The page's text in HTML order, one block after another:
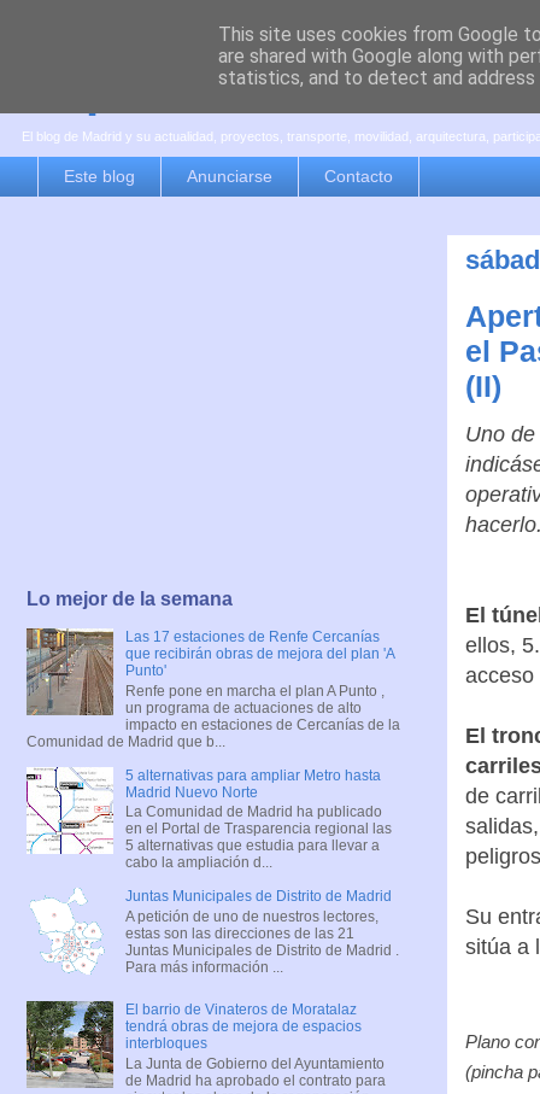
es por madrid
El blog de Madrid y su actualidad, proyectos, transporte, movilidad, arquitectura,
Este blog Anunciarse Contacto
el
(II)
Uno
El
ellos,
acceso
El
de
Su
sitúa a
Plano
Lo mejor de la semana
Las 17 estaciones de Renfe Cercanías
que recibirán obras de mejora del plan 'A
Punto'
Renfe pone en marcha el plan A Punto ,
un programa de actuaciones de alto
impacto en estaciones de Cercanías de la
Comunidad de Madrid que b...
5 alternativas para ampliar Metro hasta
Madrid Nuevo Norte
La Comunidad de Madrid ha publicado
en el Portal de Trasparencia regional las
5 alternativas que estudia para llevar a
cabo la ampliación d...
Juntas Municipales de Distrito de Madrid
A petición de uno de nuestros lectores,
estas son las direcciones de las 21
Juntas Municipales de Distrito de Madrid .
Para más información ...
El barrio de Vinateros de Moratalaz
tendrá obras de mejora de espacios
interbloques
La Junta de Gobierno del Ayuntamiento
de Madrid ha aprobado el contrato para
This site uses cookies from Google
are shared with Google along with
statistics, and to detect and address